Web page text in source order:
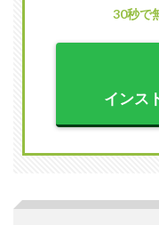
2.1
カス
30秒で
インス